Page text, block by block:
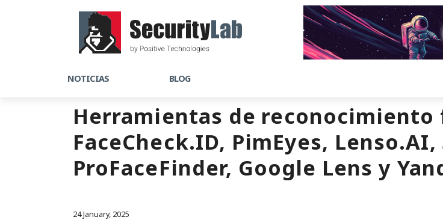
NOTICIAS BLOG
Herramientas de reconocimiento
FaceCheck.ID, PimEyes, Lenso.AI,
ProFaceFinder, Google Lens y
24 January, 2025